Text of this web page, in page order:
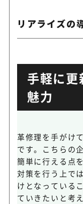
リアライズの
手軽に
魅力
革修理を手がけ
です。こちらの
簡単に行える点
対策を行う上で
けとなっている
ていきたいと考